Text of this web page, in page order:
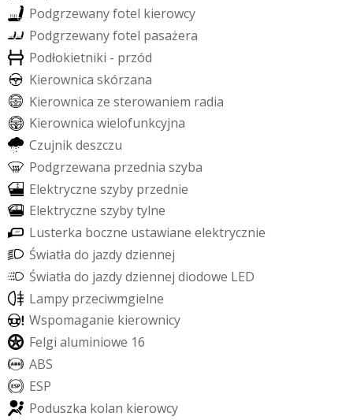
Podgrzewanyfotel kierowcy
Podgrzewanyfotel pasażera
Podłokietniki - przód
Kierownica skórzana
Kierownica ze sterowaniem radia
Kierownica wielofunkcyjna
Czujnikdeszczu
Podgrzewana przednia szyba
Elektryczne szyby przednie
Elektryczne szybytylne
Lusterka boczne ustawiane elektrycznie
Światła do jazdydziennej
Światła do jazdydziennej diodowe LED
Lampy przeciwmgielne
Wspomaganie kierownicy
Felgi aluminiowe 16
ABS
ESP
Poduszka kolan kierowcy